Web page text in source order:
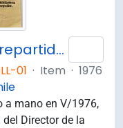
Historia penquista está repartida por el mundo ; Santiago, Sevilla, Lima, Londres y París guardan preciados tesoros / Juan de Luigi Lemus.
01 · Item · 1976
a mano en V/1976,
Director de la